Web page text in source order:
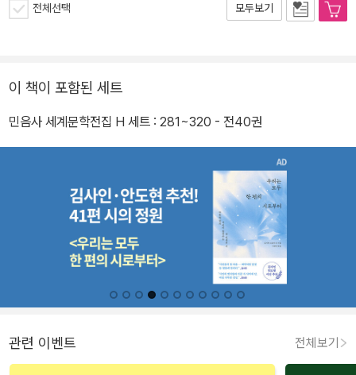
전체선택 모두보기
이 책이 포함된 세트
민음사 세계문학전집 H 세트 : 281~320 - 전40권
관련 이벤트 전체보기